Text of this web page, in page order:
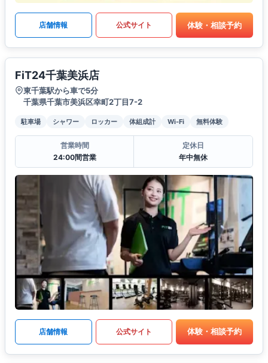
店舗情報 公式サイト 体験・相談予約
FiT24千葉美浜店
東千葉駅から車で5分
千葉県千葉市美浜区幸町2丁目7-2
駐車場 シャワー ロッカー 体組成計 Wi-Fi 無料体験
営業時間
24:00間営業
定休日
年中無休
店舗情報 公式サイト 体験・相談予約